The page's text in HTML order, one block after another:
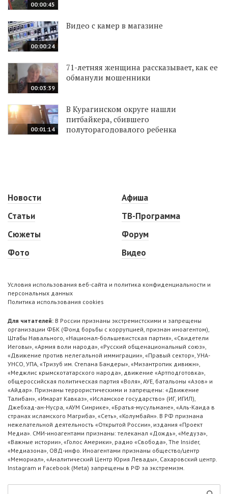
00:00:45
00:00:24
Видео с камер в магазине
00:03:39
71-летняя женщина рассказывает, как ее
обманули мошенники
00:01:14
В Курагинском округе нашли
питбайкера, сбившего
полуторагодовалого ребенка
Новости
Статьи
Сюжеты
Фото
Афиша
ТВ-Программа
Форум
Видео
Условия использования веб-сайта и политика конфиденциальности и
персональных данных
Политика использования cookies
Для читателей: В России признаны экстремистскими и запрещены
организации ФБК (Фонд борьбы с коррупцией, признан иноагентом),
Штабы Навального, «Национал-большевистская партия», «Свидетели
Иеговы», «Армия воли народа», «Русский общенациональный союз»,
«Движение против нелегальной иммиграции», «Правый сектор», УНА-
УНСО, УПА, «Тризуб им. Степана Бандеры», «Мизантропик дивижн»,
«Меджлис крымскотатарского народа», движение «Артподготовка»,
общероссийская политическая партия «Воля», АУЕ, батальоны «Азов» и
«Айдар». Признаны террористическими и запрещены: «Движение
Талибан», «Имарат Кавказ», «Исламское государство» (ИГ, ИГИЛ),
Джебхад-ан-Нусра, «АУМ Синрике», «Братья-мусульмане», «Аль-Каида в
странах исламского Магриба», «Сеть», «Колумбайн». В РФ признана
нежелательной деятельность «Открытой России», издания «Проект
Медиа». СМИ-иноагентами признаны: телеканал «Дождь», «Медуза»,
«Важные истории», «Голос Америки», радио «Свобода», The Insider,
«Медиазона», ОВД-инфо. Иноагентами признаны общество/центр
«Мемориал», «Аналитический Центр Юрия Левады», Сахаровский центр.
Instagram и Facebook (Metа) запрещены в РФ за экстремизм.